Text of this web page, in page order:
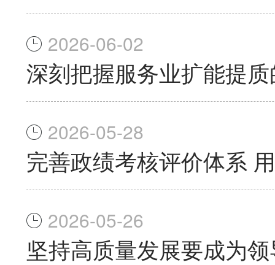
2026-06-02
深刻把握服务业扩能提
2026-05-28
完善政绩考核评价体系
2026-05-26
坚持高质量发展要成为